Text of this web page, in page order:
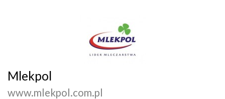
Mlekpol
www.mlekpol.com.pl